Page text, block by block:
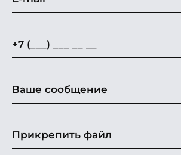
Прикрепить файл